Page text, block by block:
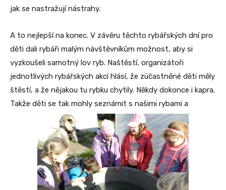
jak se nastražují nástrahy.
A to nejlepší na konec. V závěru těchto rybářských dní pro
děti dali rybáři malým návštěvníkům možnost, aby si
vyzkoušeli samotný lov ryb. Naštěstí, organizátoři
jednotlivých rybářských akcí hlásí, že zúčastněné děti měly
štěstí, a že nějakou tu rybku chytily. Někdy dokonce i kapra.
Takže děti se tak mohly seznámit s našimi rybami a